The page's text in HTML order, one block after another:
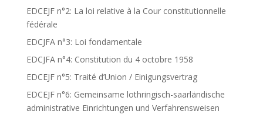
EDCEJF n°2: La loi relative à la Cour constitutionnelle
fédérale
EDCJFA n°3: Loi fondamentale
EDCJFA n°4: Constitution du 4 octobre 1958
EDCEJF n°5: Traité d’Union / Einigungsvertrag
EDCEJF n°6: Gemeinsame lothringisch-saarländische
administrative Einrichtungen und Verfahrensweisen